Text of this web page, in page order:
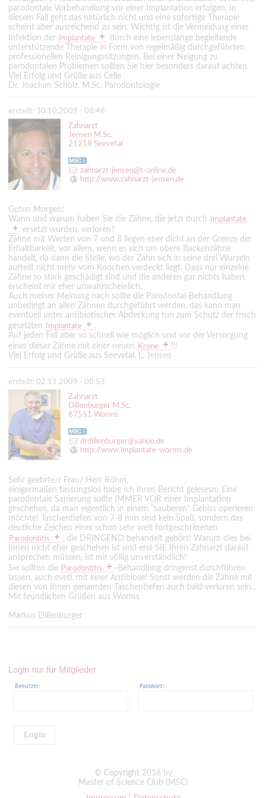
parodontale Vorbehandlung vor einer Implantation erfolgen. In
diesem Fall geht das natürlich nicht und eine sofortige Therapie
scheint aber ausreichend zu sein. Wichtig ist die Vermeidung einer
Infektion der
Implantate
durch eine lebenslange begleitende
unterstützende Therapie in Form von regelmäßig durchgeführten
professionellen Reinigungssitzungen. Bei einer Neigung zu
parodontalen Problemen sollten Sie hier besonders darauf achten.
Viel Erfolg und Grüße aus Celle
Dr. Joachim Scholz, M.Sc. Parodontologie
erstellt: 30.10.2009 - 08:46
Zahnarzt
Jensen M.Sc.
21218 Seevetal
zahnarzt-jensen@t-online.de
http://www.zahnarzt-jensen.de
Guten Morgen!
Wann und warum haben Sie die Zähne, die jetzt durch
Implantate
ersetzt wurden, verloren?
Zähne mit Werten von 7 und 8 liegen eher dicht an der Grenze der
Erhaltbarkeit, vor allem, wenn es sich um obere Backenzähne
handelt, da dann die Stelle, wo der Zahn sich in seine drei Wurzeln
aufteilt nicht mehr vom Knochen verdeckt liegt. Dass nur einzelne
Zähne so stark geschädigt sind und die anderen gar nichts haben,
erscheint mir eher unwahrscheinlich.
Auch meiner Meinung nach sollte die Parodontal-Behandlung
unbedingt an allen Zähnen durchgeführt werden, das kann man
eventuell unter antibiotischer Abdeckung tun zum Schutz der frisch
gesetzten
Implantate
.
Auf jeden Fall aber so schnell wie möglich und vor der Versorgung
eines dieser Zähne mit einer neuen
Krone
!!!
Viel Erfolg und Grüße aus Seevetal, L. Jensen
erstellt: 02.11.2009 - 08:53
Zahnarzt
Dillenburger M.Sc.
67551 Worms
drdillenburger@yahoo.de
http://www.implantate-worms.de
Sehr geehrte/r Frau/ Herr Röhm,
einigermaßen fassungslos habe ich Ihren Bericht gelesesn: Eine
parodontale Sanierung sollte IMMER VOR einer Implantation
geschehen, da man eigentlich in einem "sauberen" Gebiss operieren
möchte! Taschentiefen von 7-8 mm sind kein Spaß, sondern das
deutliche Zeichen einer schon sehr weit fortgeschrittenen
Parodontitis
, die DRINGEND behandelt gehört! Warum dies bei
Ihnen nicht eher geschehen ist und erst SIE Ihren Zahnarzt darauf
ansprechen müssen, ist mir völlig unverständlich!
Sie sollten die Parodontitis
-Behandlung dringenst durchführen
lassen, auch evetl. mit einer Antibiose! Sonst werden die Zähne mit
diesen von Ihnen genannten Taschentiefen auch bald verloren sein...
Mit feundlichen Grüßen aus Worms
Markus Dillenburger
Login nur für Mitglieder
Benutzer: Passwort:
Login
© Copyright 2016 by
Master of Science Club (MSC)